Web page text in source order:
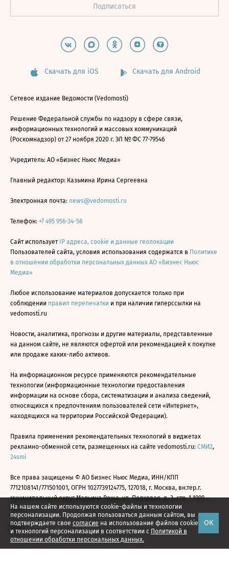
На нашем сайте используются cookie-файлы и технологии
персонализации. Продолжая пользоваться данным сайтом, вы
подтверждаете свое согласие на использование файлов cookie
и технологий персонализации в соответствии с Политикой в
отношении обработки персональных данных.
ОК
Скачать для iOS Скачать для Android
Сетевое издание Ведомости (Vedomosti)
Решение Федеральной службы по надзору в сфере связи,
информационных технологий и массовых коммуникаций
(Роскомнадзор) от 27 ноября 2020 г. ЭЛ № ФС 77-79546
Учредитель: АО «Бизнес Ньюс Медиа»
Главный редактор: Казьмина Ирина Сергеевна
Электронная почта: news@vedomosti.ru
Телефон: +7 495 956-34-58
Сайт использует IP адреса, cookie и данные геолокации
Пользователей сайта, условия использования содержатся в Политике
в отношении обработки персональных данных АО «Бизнес Ньюс
Медиа»
Любое использование материалов допускается только при
соблюдении правил перепечатки и при наличии гиперссылки на
vedomosti.ru
Новости, аналитика, прогнозы и другие материалы, представленные
на данном сайте, не являются офертой или рекомендацией к покупке
или продаже каких-либо активов.
На информационном ресурсе применяются рекомендательные
технологии (информационные технологии предоставления
информации на основе сбора, систематизации и анализа сведений,
относящихся к предпочтениям пользователей сети «Интернет»,
находящихся на территории Российской Федерации).
Правила применения рекомендательных технологий в виджетах
рекламно-обменной сети, размещенных на сайте vedomosti.ru: СМИ2,
24smi
Все права защищены © АО Бизнес Ньюс Медиа, ИНН/КПП
7712108141/771501001, ОГРН 1027739124775, 127018, г. Москва, вн.тер.г.
муниципальный округ Марьина Роща, ул. Полковая, д. 3, стр. 1 1999—
2026